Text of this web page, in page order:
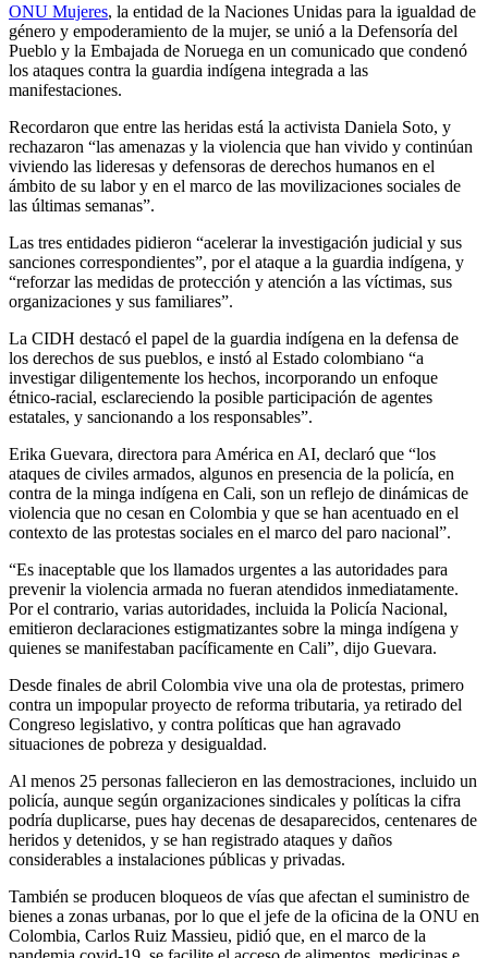
ONU Mujeres, la entidad de la Naciones Unidas para la igualdad de
género y empoderamiento de la mujer, se unió a la Defensoría del
Pueblo y la Embajada de Noruega en un comunicado que condenó
los ataques contra la guardia indígena integrada a las
manifestaciones.
Recordaron que entre las heridas está la activista Daniela Soto, y
rechazaron “las amenazas y la violencia que han vivido y continúan
viviendo las lideresas y defensoras de derechos humanos en el
ámbito de su labor y en el marco de las movilizaciones sociales de
las últimas semanas”.
Las tres entidades pidieron “acelerar la investigación judicial y sus
sanciones correspondientes”, por el ataque a la guardia indígena, y
“reforzar las medidas de protección y atención a las víctimas, sus
organizaciones y sus familiares”.
La CIDH destacó el papel de la guardia indígena en la defensa de
los derechos de sus pueblos, e instó al Estado colombiano “a
investigar diligentemente los hechos, incorporando un enfoque
étnico-racial, esclareciendo la posible participación de agentes
estatales, y sancionando a los responsables”.
Erika Guevara, directora para América en AI, declaró que “los
ataques de civiles armados, algunos en presencia de la policía, en
contra de la minga indígena en Cali, son un reflejo de dinámicas de
violencia que no cesan en Colombia y que se han acentuado en el
contexto de las protestas sociales en el marco del paro nacional”.
“Es inaceptable que los llamados urgentes a las autoridades para
prevenir la violencia armada no fueran atendidos inmediatamente.
Por el contrario, varias autoridades, incluida la Policía Nacional,
emitieron declaraciones estigmatizantes sobre la minga indígena y
quienes se manifestaban pacíficamente en Cali”, dijo Guevara.
Desde finales de abril Colombia vive una ola de protestas, primero
contra un impopular proyecto de reforma tributaria, ya retirado del
Congreso legislativo, y contra políticas que han agravado
situaciones de pobreza y desigualdad.
Al menos 25 personas fallecieron en las demostraciones, incluido un
policía, aunque según organizaciones sindicales y políticas la cifra
podría duplicarse, pues hay decenas de desaparecidos, centenares de
heridos y detenidos, y se han registrado ataques y daños
considerables a instalaciones públicas y privadas.
También se producen bloqueos de vías que afectan el suministro de
bienes a zonas urbanas, por lo que el jefe de la oficina de la ONU en
Colombia, Carlos Ruiz Massieu, pidió que, en el marco de la